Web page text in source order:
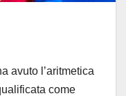
avuto l’aritmetica
come